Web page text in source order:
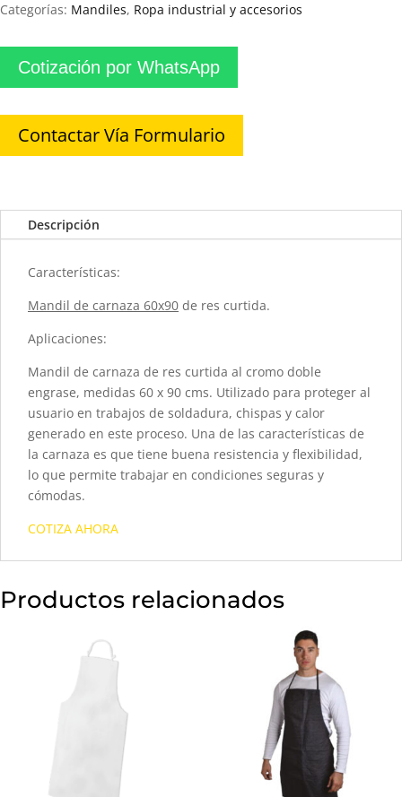
Categorías: Mandiles, Ropa industrial y accesorios
Cotización por WhatsApp
Contactar Vía Formulario
Descripción
Características:
Mandil de carnaza 60x90 de res curtida.
Aplicaciones:
Mandil de carnaza de res curtida al cromo doble
engrase, medidas 60 x 90 cms. Utilizado para proteger al
usuario en trabajos de soldadura, chispas y calor
generado en este proceso. Una de las características de
la carnaza es que tiene buena resistencia y flexibilidad,
lo que permite trabajar en condiciones seguras y
cómodas.
COTIZA AHORA
Productos relacionados